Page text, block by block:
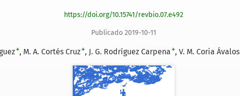
https://doi.org/10.15741/revbio.07.e492
Publicado 2019-10-11
+ M. A. Cortés Cruz+ J. G. Rodríguez Carpena + V. M. Coria Ávalos